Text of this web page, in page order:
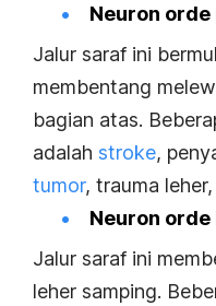
Neuron
Jalur saraf ini
membentang
bagian atas.
adalah stroke, p
tumor, trauma
Neuron orde
Jalur saraf ini
leher samping.